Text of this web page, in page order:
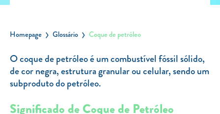
Empresas
Leituras
Sobre nós
Contactos
Homepage Glossário Coque de petróleo
O coque de petróleo é um combustível fóssil sólido,
de cor negra, estrutura granular ou celular, sendo um
subproduto do petróleo.
Significado de Coque de Petróleo